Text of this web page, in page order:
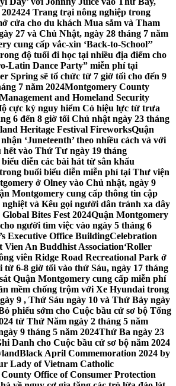
24 Trang trại nông nghiệp trong
cửa cho du khách Mua sắm và Tham
27 và Chủ Nhật, ngày 28 tháng 7 năm
cung cấp vắc-xin ‘Back-to-School’’
độ tuổi đi học tại nhiều địa điểm cho
Latin Dance Party” miễn phí tại
Spring sẽ tổ chức từ 7 giờ tối cho đến 9
7 năm 2024Montgomery County
and Homeland Security
cực kỳ nguy hiểm Có hiệu lực từ trưa
6 đến 8 giờ tối Chủ nhật ngày 23 tháng
Heritage Festival FireworksQuận
‘Juneteenth’ theo nhiều cách và với
hết vào Thứ Tư ngày 19 tháng
biểu diễn các bài hát từ sân khấu
buổi biểu diễn miễn phí tại Thư viện
ở Olney vào Chủ nhật, ngày 9
Montgomery cung cấp thông tin cập
và Kêu gọi người dân tránh xa dây
Global Bites Fest 2024Quận Montgomery
người tìm việc vào ngày 5 tháng 6
Executive Office BuildingCelebration
Vien An Buddhist Association‘Roller
viên Ridge Road Recreational Park ở
6-8 giờ tối vào thứ Sáu, ngày 17 tháng
Quận Montgomery cung cấp miễn phí
mềm chống trộm với Xe Hyundai trong
9 , Thứ Sáu ngày 10 và Thứ Bảy ngày
phiếu sớm cho Cuộc bầu cử sơ bộ Tổng
từ Thứ Năm ngày 2 tháng 5 năm
9 tháng 5 năm 2024Thứ Ba ngày 23
Danh cho Cuộc bầu cử sơ bộ năm 2024
Black April Commemoration 2024 by
Lady of Vietnam Catholic
Office of Consumer Protection